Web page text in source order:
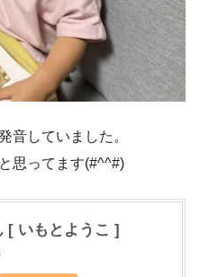
音していました。
思ってます(#^^#)
[ いもとようこ ]